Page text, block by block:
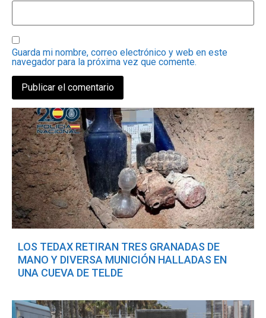
Guarda mi nombre, correo electrónico y web en este
navegador para la próxima vez que comente.
LOS TEDAX RETIRAN TRES GRANADAS DE
MANO Y DIVERSA MUNICIÓN HALLADAS EN
UNA CUEVA DE TELDE